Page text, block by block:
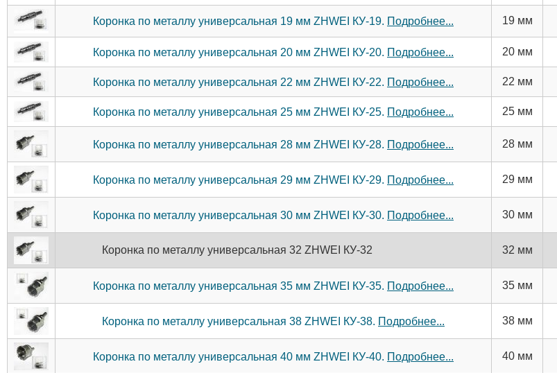
Коронка по металлу универсальная 19 мм ZHWEI КУ-19. Подробнее... 19 мм
Коронка по металлу универсальная 20 мм ZHWEI КУ-20. Подробнее... 20 мм
Коронка по металлу универсальная 22 мм ZHWEI КУ-22. Подробнее... 22 мм
Коронка по металлу универсальная 25 мм ZHWEI КУ-25. Подробнее... 25 мм
Коронка по металлу универсальная 28 мм ZHWEI КУ-28. Подробнее... 28 мм
Коронка по металлу универсальная 29 мм ZHWEI КУ-29. Подробнее... 29 мм
Коронка по металлу универсальная 30 мм ZHWEI КУ-30. Подробнее... 30 мм
Коронка по металлу универсальная 32 ZHWEI КУ-32 32 мм
Коронка по металлу универсальная 35 мм ZHWEI КУ-35. Подробнее... 35 мм
Коронка по металлу универсальная 38 ZHWEI КУ-38. Подробнее... 38 мм
Коронка по металлу универсальная 40 мм ZHWEI КУ-40. Подробнее... 40 мм